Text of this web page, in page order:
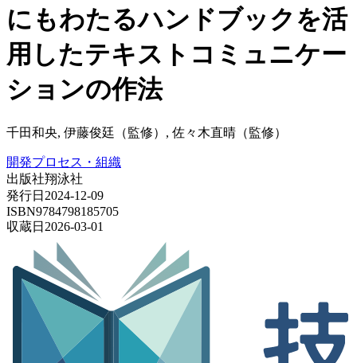
にもわたるハンドブックを活
用したテキストコミュニケー
ションの作法
千田和央, 伊藤俊廷（監修）, 佐々木直晴（監修）
開発プロセス・組織
出版社翔泳社
発行日 2024-12-09
ISBN9784798185705
収蔵日 2026-03-01